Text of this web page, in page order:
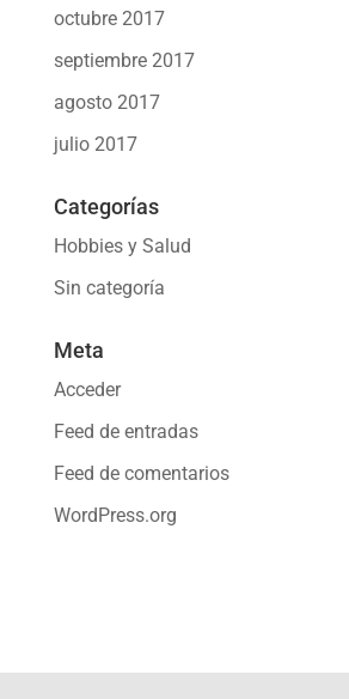
octubre 2017
septiembre 2017
agosto 2017
julio 2017
Categorías
Hobbies y Salud
Sin categoría
Meta
Acceder
Feed de entradas
Feed de comentarios
WordPress.org